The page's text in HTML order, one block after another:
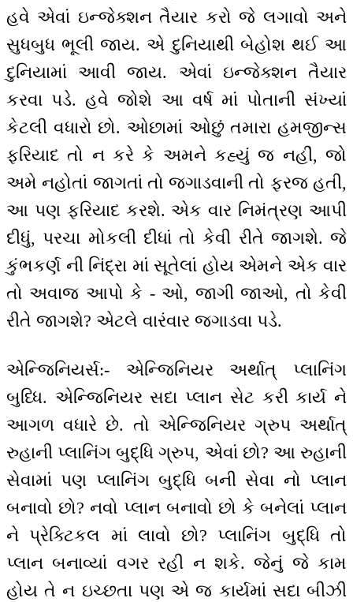
હવે એવાં ઇન્જેક્શન તૈયાર કરો જે લગાવો અને
સુધબુધ ભૂલી જાય. એ દુનિયાથી બેહોશ થઈ આ
દુનિયામાં આવી જાય. એવાં ઇન્જેક્શન તૈયાર
કરવા પડે. હવે જોશે આ વર્ષ માં પોતાની સંખ્યાં
કેટલી વધારો છો. ઓછામાં ઓછું તમારા હમજીન્સ
ફરિયાદ તો ન કરે કે અમને કહ્યું જ નહીં, જો
અમે નહોતાં જાગતાં તો જગાડવાની તો ફરજ હતી,
આ પણ ફરિયાદ કરશે. એક વાર નિમંત્રણ આપી
દીધું, પરચા મોકલી દીધાં તો કેવી રીતે જાગશે. જે
કુંભકર્ણ ની નિંદ્રા માં સૂતેલાં હોય એમને એક વાર
તો અવાજ આપો કે - ઓ, જાગી જાઓ, તો કેવી
રીતે જાગશે? એટલે વારંવાર જગાડવા પડે.
એન્જિનિયર્સ:- એન્જિનિયર અર્થાત્ પ્લાનિંગ
બુધ્ધિ. એન્જિનિયર સદા પ્લાન સેટ કરી કાર્ય ને
આગળ વધારે છે. તો એન્જિનિયર ગ્રુપ અર્થાત્
રુહાની પ્લાનિંગ બુદ્ધિ ગ્રુપ, એવાં છો? આ રુહાની
સેવામાં પણ પ્લાનિંગ બુદ્ધિ બની સેવા નો પ્લાન
બનાવો છો? નવો પ્લાન બનાવો છો કે બનેલાં પ્લાન
ને પ્રેક્ટિકલ માં લાવો છો? પ્લાનિંગ બુદ્ધિ તો
પ્લાન બનાવ્યાં વગર રહી ન શકે. જેનું જે કામ
હોય તે ન ઇચ્છતા પણ એ જ કાર્યમાં સદા બીઝી